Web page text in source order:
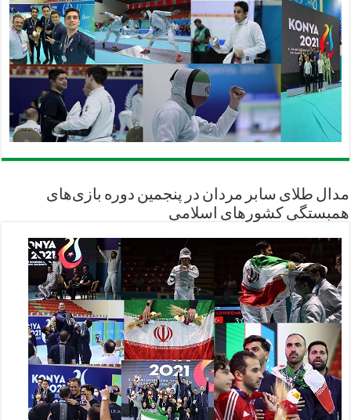
مدال طلای سابر مردان در پنجمین دوره بازی‌های
همبستگی کشورهای اسلامی